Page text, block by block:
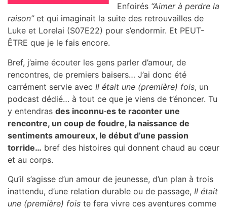
Enfoirés “Aimer à perdre la
raison”et qui imaginait la suite des retrouvailles de
Luke et Lorelai (S07E22) pour s’endormir. Et PEUT-
ÊTRE que je le fais encore.
Bref, j’aime écouter les gens parler d’amour, de
rencontres, de premiers baisers… J’ai donc été
carrément servie avec Il était une (première) fois, un
podcast dédié… à tout ce que je viens de t’énoncer. Tu
y entendras des inconnu·es te raconter une
rencontre, un coup de foudre, la naissance de
sentiments amoureux, le début d’une passion
torride… bref des histoires qui donnent chaud au cœur
et au corps.
Qu’il s’agisse d’un amour de jeunesse, d’un plan à trois
inattendu, d’une relation durable ou de passage, Il était
une (première) fois te fera vivre ces aventures comme